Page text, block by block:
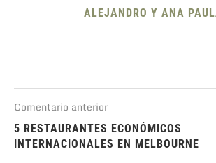
ALEJANDRO Y ANA
Comentario anterior
5 RESTAURANTES ECONÓMICOS
INTERNACIONALES EN MELBOURNE